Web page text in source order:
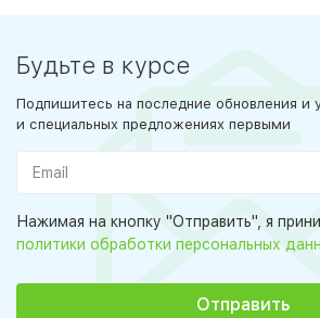
Будьте в курсе
Подпишитесь на последние обновления и
и специальных предложениях первыми
Нажимая на кнопку "Отправить", я
политики обработки персональных